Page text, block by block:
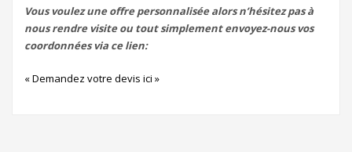
Vous voulez une offre personnalisée alors n’hésitez pas à
nous rendre visite ou tout simplement envoyez-nous vos
coordonnées via ce lien:
« Demandez votre devis ici »